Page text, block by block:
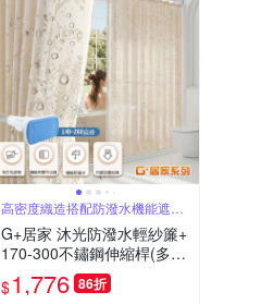
高密度織造搭配防潑水機能遮蔽
隱私採光柔和
G+居家 沐光防潑水輕紗簾+
170-300不鏽鋼伸縮桿(多用
途浴簾輕紗門簾隔間簾浴室
隔間簾/布藝浴簾/輕紗落地
$1,776 86折